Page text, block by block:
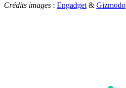
Crédits images : Engadget & Gizmodo